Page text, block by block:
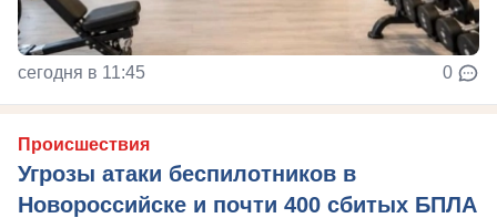
сегодня в 11:45 0
Происшествия
Угрозы атаки беспилотников в
Новороссийске и почти 400 сбитых БПЛА